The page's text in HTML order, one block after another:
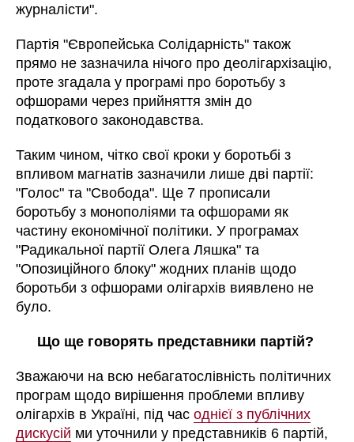
журналісти".
Партія "Європейська Солідарність" також
прямо не зазначила нічого про деолігархізацію,
проте згадала у програмі про боротьбу з
офшорами через прийняття змін до
податкового законодавства.
Таким чином, чітко свої кроки у боротьбі з
впливом магнатів зазначили лише дві партії:
"Голос" та "Свобода". Ще 7 прописали
боротьбу з монополіями та офшорами як
частину економічної політики. У програмах
"Радикальної партії Олега Ляшка" та
"Опозиційного блоку" жодних планів щодо
боротьби з офшорами олігархів виявлено не
було.
Що ще говорять представники партій?
Зважаючи на всю небагатослівність політичних
програм щодо вирішення проблеми впливу
олігархів в Україні, під часоднієї з публічних
дискусій ми уточнили у представників 6 партій,